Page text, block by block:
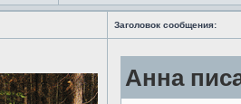
Заголовок сообщения:
Анна